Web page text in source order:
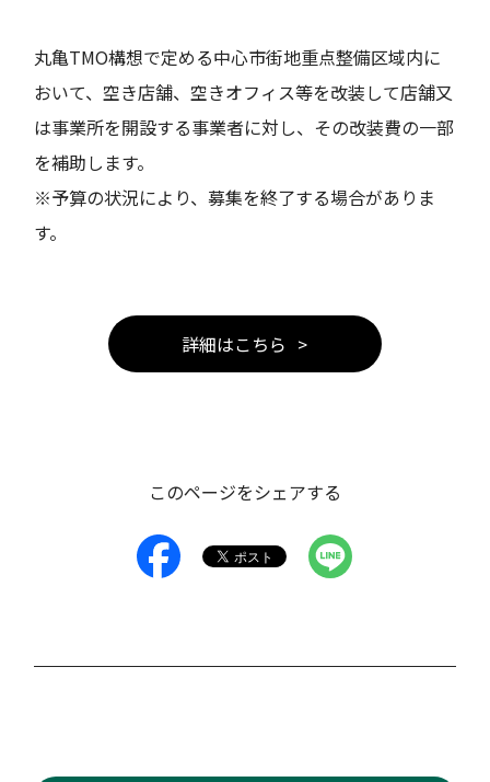
丸亀TMO構想で定める中心市街地重点整備区域内に
おいて、空き店舗、空きオフィス等を改装して店舗又
は事業所を開設する事業者に対し、その改装費の一部
を補助します。
※予算の状況により、募集を終了する場合がありま
す。
詳細はこちら
このページをシェアする